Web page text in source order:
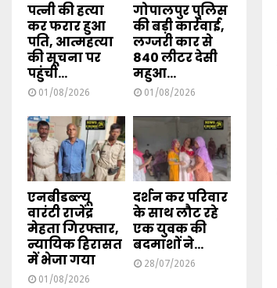
पत्नी की हत्या
कर फरार हुआ
पति, आत्महत्या
की सूचना पर
पहुंची...
01/08/2026
गोपालपुर पुलिस
की बड़ी कार्रवाई,
लग्जरी कार से
840 लीटर देसी
महुआ...
01/08/2026
एनबीडब्ल्यू
वारंटी राजेंद्र
मेहता गिरफ्तार,
न्यायिक हिरासत
में भेजा गया
01/08/2026
दर्शन कर परिवार
के साथ लौट रहे
एक युवक की
बदमाशों ने...
28/07/2026